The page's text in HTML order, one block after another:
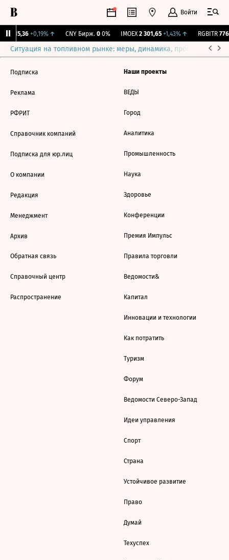
Войти
115,36 +0,19%↑ CNY Бирж. 0 0% IMOEX 2 301,65 +1,43%↑ RGBITR
Ситуация на топливном рынке: меры, динамика, прогнозы
Подписка
Реклама
РФРИТ
Справочник компаний
Подписка для юр.лиц
О компании
Редакция
Менеджмент
Архив
Обратная связь
Справочный центр
Распространение
Наши проекты
ВЕДЫ
Город
Аналитика
Промышленность
Наука
Здоровье
Конференции
Премия Импульс
Правила торговли
Ведомости&
Капитал
Инновации и технологии
Как потратить
Туризм
Форум
Ведомости Северо-Запад
Идеи управления
Спорт
Страна
Устойчивое развитие
Право
Думай
Техуспех